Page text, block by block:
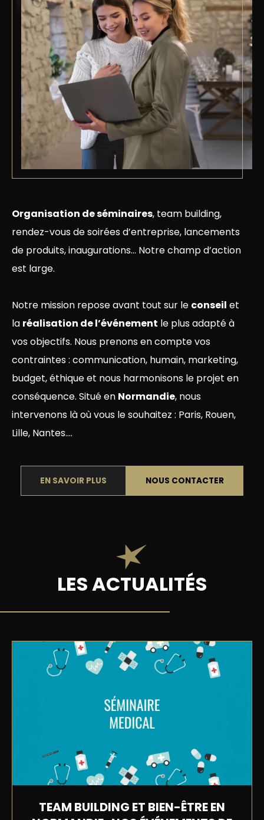
Organisation de séminaires, team building,
rendez-vous de soirées d’entreprise, lancements
de produits, inaugurations... Notre champ d’action
est large.
Notre mission repose avant tout sur le conseil et
la réalisation de l’événement le plus adapté à
vos objectifs. Nous prenons en compte vos
contraintes : communication, humain, marketing,
budget, éthique et nous harmonisons le projet en
conséquence. Situé en Normandie, nous
intervenons là où vous le souhaitez : Paris, Rouen,
Lille, Nantes....
EN SAVOIR PLUS NOUS CONTACTER
LES ACTUALITÉS
TEAM BUILDING ET BIEN-ÊTRE EN